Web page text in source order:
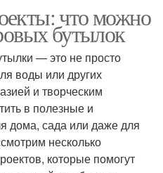
что можно
бутылок
— это не просто
воды или других
и творческим
в полезные и
дома, сада или даже для
несколько
которые помогут